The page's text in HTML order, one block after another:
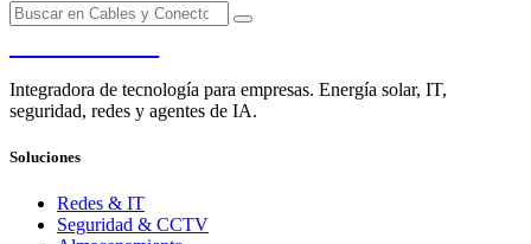
Integradora de tecnología para empresas. Energía solar, IT,
seguridad, redes y agentes de IA.
Soluciones
Redes & IT
Seguridad & CCTV